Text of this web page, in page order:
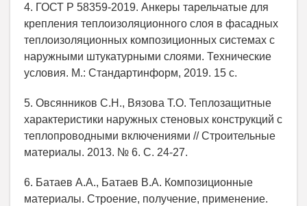
4. ГОСТ Р 58359-2019. Анкеры тарельчатые для
крепления теплоизоляционного слоя в фасадных
теплоизоляционных композиционных системах с
наружными штукатурными слоями. Технические
условия. М.: Стандартинформ, 2019. 15 с.
5. Овсянников С.Н., Вязова Т.О. Теплозащитные
характеристики наружных стеновых конструкций с
теплопроводными включениями // Строительные
материалы. 2013. № 6. С. 24-27.
6. Батаев А.А., Батаев В.А. Композиционные
материалы. Строение, получение, применение.